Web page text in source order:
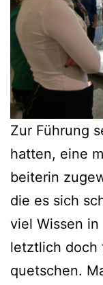
Zur Füh­rung
hat­ten, eine
bei­te­rin
die es sich
viel Wis­sen
letzt­lich doch
quet­schen.